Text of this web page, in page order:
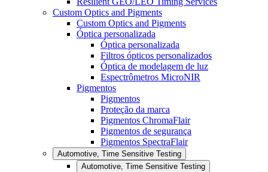
Custom Optics and Pigments
Custom Optics and Pigments
Óptica personalizada
Óptica personalizada
Filtros ópticos personalizados
Óptica de modelagem de luz
Espectrômetros MicroNIR
Pigmentos
Pigmentos
Proteção da marca
Pigmentos ChromaFlair
Pigmentos de segurança
Pigmentos SpectraFlair
Automotive, Time Sensitive Testing
Automotive, Time Sensitive Testing